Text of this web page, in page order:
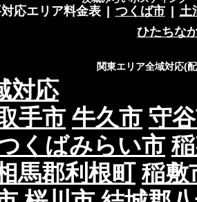
応エリア料金表 つくば市
土
ひたちな
関東エリア全域対応(
対応
手市 牛久市 守
くばみらい市
馬郡利根町 稲敷